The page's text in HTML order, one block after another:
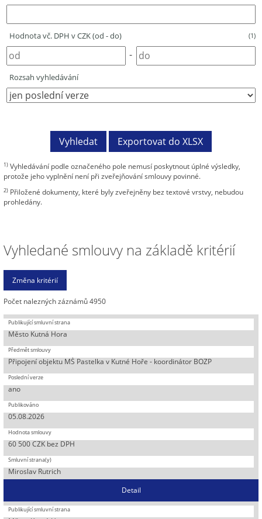
Hodnota vč. DPH v CZK (od - do) (1)
-
Rozsah vyhledávání
1) Vyhledávání podle označeného pole nemusí poskytnout úplné výsledky,
protože jeho vyplnění není při zveřejňování smlouvy povinné.
2) Přiložené dokumenty, které byly zveřejněny bez textové vrstvy, nebudou
prohledány.
Vyhledané smlouvy na základě kritérií
Počet nalezných záznámů 4950
Město Kutná Hora
Připojení objektu MŠ Pastelka v Kutné Hoře - koordinátor BOZP
ano
05.08.2026
60 500 CZK bez DPH
Miroslav Rutrich
Detail